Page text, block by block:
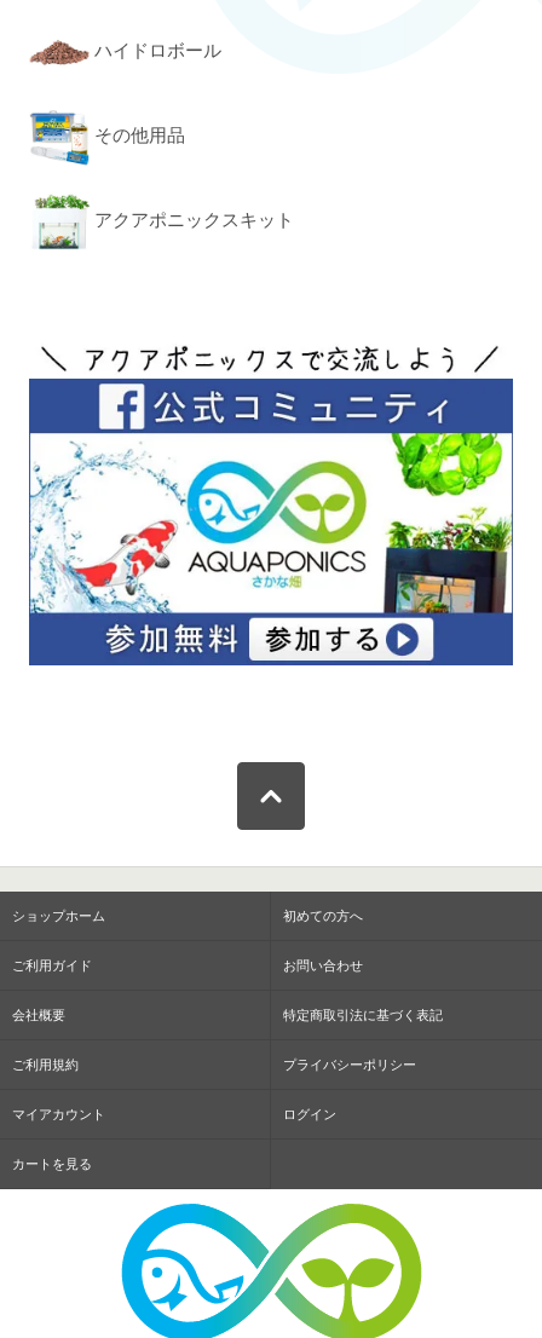
ハイドロボール
その他用品
アクアポニックスキット
ショップホーム 初めての方へ
ご利用ガイド お問い合わせ
会社概要 特定商取引法に基づく表記
ご利用規約 プライバシーポリシー
マイアカウント ログイン
カートを見る